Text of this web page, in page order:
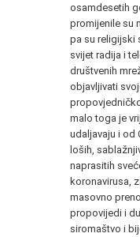
osamdesetih
promijenile su
pa su religijski
svijet radija i
društvenih
objavljivati
malo toga je
udaljavaju i od
loših,
naprasitih
koronavirusa,
masovno
propovijedi i
siromaštvo i